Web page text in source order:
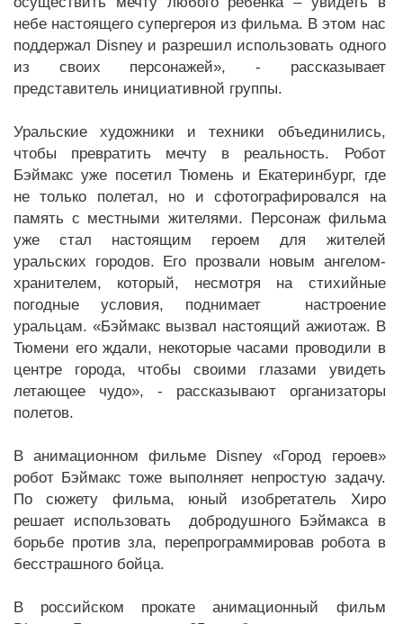
небе настоящего супергероя из фильма. В этом нас
поддержал Disney и разрешил использовать одного
из своих персонажей», - рассказывает
представитель инициативной группы.
Уральские художники и техники объединились,
чтобы превратить мечту в реальность. Робот
Бэймакс уже посетил Тюмень и Екатеринбург, где
не только полетал, но и сфотографировался на
память с местными жителями. Персонаж фильма
уже стал настоящим героем для жителей
уральских городов. Его прозвали новым ангелом-
хранителем, который, несмотря на стихийные
погодные условия, поднимает настроение
уральцам. «Бэймакс вызвал настоящий ажиотаж. В
Тюмени его ждали, некоторые часами проводили в
центре города, чтобы своими глазами увидеть
летающее чудо», - рассказывают организаторы
полетов.
В анимационном фильме Disney «Город героев»
робот Бэймакс тоже выполняет непростую задачу.
По сюжету фильма, юный изобретатель Хиро
решает использовать добродушного Бэймакса в
борьбе против зла, перепрограммировав робота в
бесстрашного бойца.
В российском прокате анимационный фильм